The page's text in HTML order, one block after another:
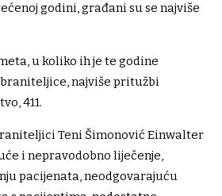
godini, građani su se najviše
u koliko ih je te godine
najviše pritužbi
411.
Teni Šimonović Einwalter
i nepravodobno liječenje,
pacijenata, neodgovarajuću